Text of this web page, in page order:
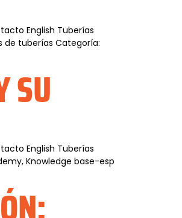
English Tuberías
de tuberías Categoría:
SU
English Tuberías
Knowledge base-esp